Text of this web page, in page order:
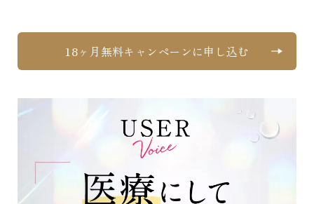
18ヶ月無料キャンペーンに申し込む